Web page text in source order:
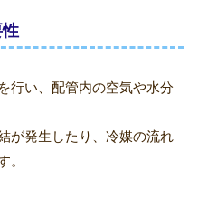
行い、配管内の空気や水分
が発生したり、冷媒の流れ
。